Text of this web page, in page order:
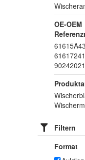
OE-OEM
90242021
Filtern
Format